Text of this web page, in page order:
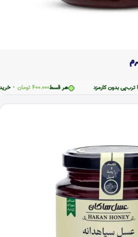
هر قسط400.000تومان • خرید بدون کارمزد